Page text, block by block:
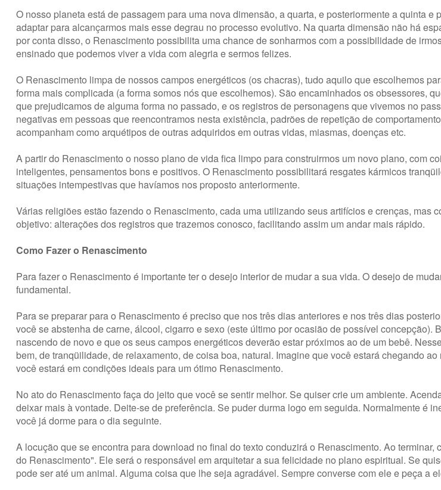
O nosso planeta está de passagem para uma nova dimensão, a quarta, e posteriormente a quinta e
adaptar para alcançarmos mais esse degrau no processo evolutivo. Na quarta dimensão não há
por conta disso, o Renascimento possibilita uma chance de sonharmos com a possibilidade de
ensinado que podemos viver a vida com alegria e sermos felizes.
O Renascimento limpa de nossos campos energéticos (os chacras), tudo aquilo que escolhemos
forma mais complicada (a forma somos nós que escolhemos). São encaminhados os obsessores,
que prejudicamos de alguma forma no passado, e os registros de personagens que vivemos no
negativas em pessoas que reencontramos nesta existência, padrões de repetição de
acompanham como arquétipos de outras adquiridos em outras vidas, miasmas, doenças etc.
A partir do Renascimento o nosso plano de vida fica limpo para construirmos um novo plano, com
inteligentes, pensamentos bons e positivos. O Renascimento possibilitará resgates kármicos
situações intempestivas que havíamos nos proposto anteriormente.
Várias religiões estão fazendo o Renascimento, cada uma utilizando seus artifícios e crenças, mas
objetivo: alterações dos registros que trazemos conosco, facilitando assim um andar mais rápido.
Como Fazer o Renascimento
Para fazer o Renascimento é importante ter o desejo interior de mudar a sua vida. O desejo de
fundamental.
Para se preparar para o Renascimento é preciso que nos três dias anteriores e nos três dias
você se abstenha de carne, álcool, cigarro e sexo (este último por ocasião de possível concepção).
nascendo de novo e que os seus campos energéticos deverão estar próximos ao de um bebê.
bem, de tranqüilidade, de relaxamento, de coisa boa, natural. Imagine que você estará chegando
você estará em condições ideais para um ótimo Renascimento.
No ato do Renascimento faça do jeito que você se sentir melhor. Se quiser crie um ambiente.
deixar mais à vontade. Deite-se de preferência. Se puder durma logo em seguida. Normalmente é
você já dorme para o dia seguinte.
A locução que se encontra para download no final do texto conduzirá o Renascimento. Ao terminar,
do Renascimento". Ele será o responsável em arquitetar a sua felicidade no plano espiritual. Se
pode ser até um animal. Alguma coisa que lhe seja agradável. Sempre converse com ele e peça a